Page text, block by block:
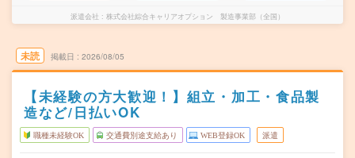
派遣会社 株式会社綜合キャリアオプション 製造事業部（全国）
未読 掲載日 2026/08/05
【未経験の方大歓迎！】組立・加工・食品製
造など/日払いOK
職種未経験OK 交通費別途支給あり WEB登録OK 派遣